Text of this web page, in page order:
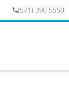
(571) 390 5550